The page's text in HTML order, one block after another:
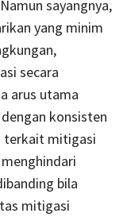
sayangnya,
yang minim
secara
arus utama
konsisten
terkait mitigasi
bila
mitigasi